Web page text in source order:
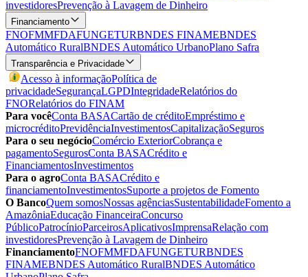
investidoresPrevenção à Lavagem de Dinheiro
Financiamento
FNOFMMFDAFUNGETURBNDES FINAMEBNDES
Automático RuralBNDES Automático UrbanoPlano Safra
Transparência e Privacidade
Acesso à informaçãoPolítica de
privacidadeSegurançaLGPDIntegridadeRelatórios do
FNORelatórios do FINAM
Para vocêConta BASACartão de créditoEmpréstimo e
microcréditoPrevidênciaInvestimentosCapitalizaçãoSeguros
Para o seu negócioComércio ExteriorCobrança e
pagamentoSegurosConta BASACrédito e
FinanciamentosInvestimentos
Para o agroConta BASACrédito e
financiamentoInvestimentosSuporte a projetos de Fomento
O BancoQuem somosNossas agênciasSustentabilidadeFomento a
AmazôniaEducação FinanceiraConcurso
PúblicoPatrocínioParceirosAplicativosImprensaRelação com
investidoresPrevenção à Lavagem de Dinheiro
FinanciamentoFNOFMMFDAFUNGETURBNDES
FINAMEBNDES Automático RuralBNDES Automático